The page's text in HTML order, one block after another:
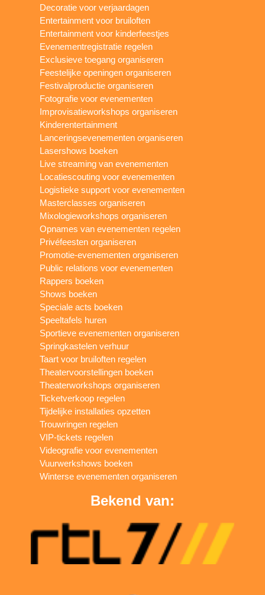
Decoratie voor verjaardagen
Entertainment voor bruiloften
Entertainment voor kinderfeestjes
Evenementregistratie regelen
Exclusieve toegang organiseren
Feestelijke openingen organiseren
Festivalproductie organiseren
Fotografie voor evenementen
Improvisatieworkshops organiseren
Kinderentertainment
Lanceringsevenementen organiseren
Lasershows boeken
Live streaming van evenementen
Locatiescouting voor evenementen
Logistieke support voor evenementen
Masterclasses organiseren
Mixologieworkshops organiseren
Opnames van evenementen regelen
Privéfeesten organiseren
Promotie-evenementen organiseren
Public relations voor evenementen
Rappers boeken
Shows boeken
Speciale acts boeken
Speeltafels huren
Sportieve evenementen organiseren
Springkastelen verhuur
Taart voor bruiloften regelen
Theatervoorstellingen boeken
Theaterworkshops organiseren
Ticketverkoop regelen
Tijdelijke installaties opzetten
Trouwringen regelen
VIP-tickets regelen
Videografie voor evenementen
Vuurwerkshows boeken
Winterse evenementen organiseren
Bekend van: